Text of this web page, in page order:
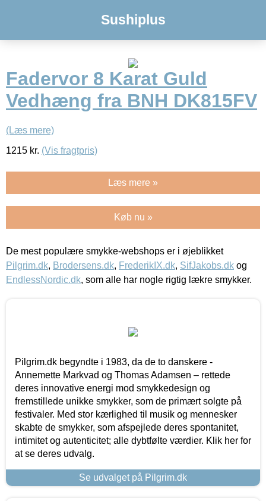
Sushiplus
Fadervor 8 Karat Guld
Vedhæng fra BNH DK815FV
(Læs mere)
1215 kr. (Vis fragtpris)
Læs mere »
Køb nu »
De mest populære smykke-webshops er i øjeblikket
Pilgrim.dk, Brodersens.dk, FrederikIX.dk, SifJakobs.dk og
EndlessNordic.dk, som alle har nogle rigtig lækre smykker.
Pilgrim.dk begyndte i 1983, da de to danskere -
Annemette Markvad og Thomas Adamsen – rettede
deres innovative energi mod smykkedesign og
fremstillede unikke smykker, som de primært solgte på
festivaler. Med stor kærlighed til musik og mennesker
skabte de smykker, som afspejlede deres spontanitet,
intimitet og autenticitet; alle dybtfølte værdier. Klik her for
at se deres udvalg.
Se udvalget på Pilgrim.dk